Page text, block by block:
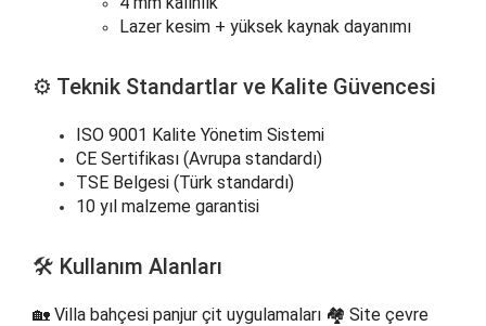
Lazer kesim + yüksek kaynak dayanımı
⚙️ Teknik Standartlar ve Kalite Güvencesi
ISO 9001 Kalite Yönetim Sistemi
CE Sertifikası (Avrupa standardı)
TSE Belgesi (Türk standardı)
10 yıl malzeme garantisi
🛠️ Kullanım Alanları
🏡 Villa bahçesi panjur çit uygulamaları 🏘️ Site çevre